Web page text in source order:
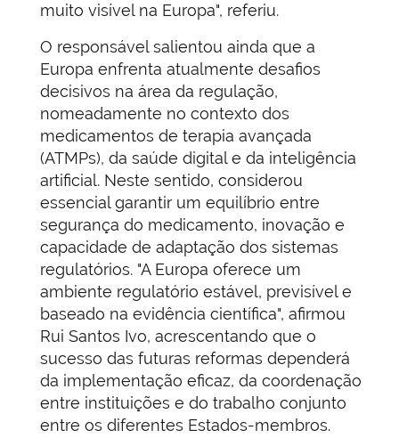
muito visível na Europa", referiu.
O responsável salientou ainda que a
Europa enfrenta atualmente desafios
decisivos na área da regulação,
nomeadamente no contexto dos
medicamentos de terapia avançada
(ATMPs), da saúde digital e da inteligência
artificial. Neste sentido, considerou
essencial garantir um equilíbrio entre
segurança do medicamento, inovação e
capacidade de adaptação dos sistemas
regulatórios. "A Europa oferece um
ambiente regulatório estável, previsível e
baseado na evidência científica", afirmou
Rui Santos Ivo, acrescentando que o
sucesso das futuras reformas dependerá
da implementação eficaz, da coordenação
entre instituições e do trabalho conjunto
entre os diferentes Estados-membros.